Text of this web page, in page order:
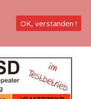
OK, verstanden !